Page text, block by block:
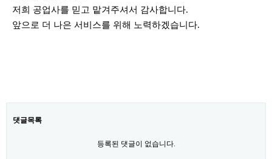
저희 공업사를 믿고 맡겨주셔서 감사합니다.
앞으로 더 나은 서비스를 위해 노력하겠습니다.
댓글목록
등록된 댓글이 없습니다.